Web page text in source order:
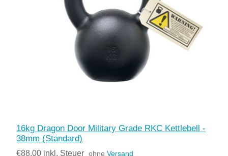
16kg Dragon Door Military Grade RKC Kettlebell -
38mm (Standard)
€88,00 inkl. Steuer ohneVersand